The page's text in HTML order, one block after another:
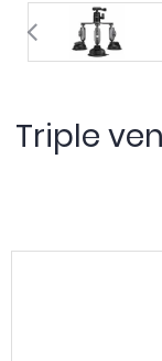
Triple